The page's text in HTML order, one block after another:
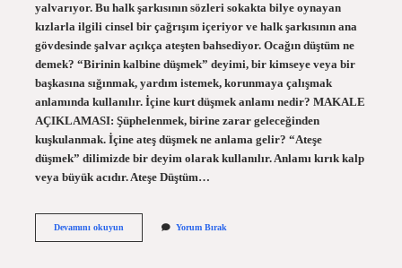
yalvarıyor. Bu halk şarkısının sözleri sokakta bilye oynayan
kızlarla ilgili cinsel bir çağrışım içeriyor ve halk şarkısının ana
gövdesinde şalvar açıkça ateşten bahsediyor. Ocağın düştüm ne
demek? “Birinin kalbine düşmek” deyimi, bir kimseye veya bir
başkasına sığınmak, yardım istemek, korunmaya çalışmak
anlamında kullanılır. İçine kurt düşmek anlamı nedir? MAKALE
AÇIKLAMASI: Şüphelenmek, birine zarar geleceğinden
kuşkulanmak. İçine ateş düşmek ne anlama gelir? “Ateşe
düşmek” dilimizde bir deyim olarak kullanılır. Anlamı kırık kalp
veya büyük acıdır. Ateşe Düştüm…
Devamını okuyunIçimize
Yorum Bırak